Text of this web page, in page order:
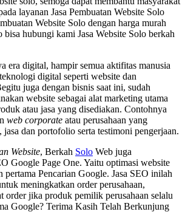
layanan Jasa Pembuatan Website Solo
Website Solo dengan harga murah
bisa hubungi kami Jasa Website Solo berkah
era digital, hampir semua aktifitas manusia
digital seperti website dan
juga dengan bisnis saat ini, sudah
website sebagai alat marketing utama
atau jasa yang disediakan. Contohnya
web corporate atau perusahaan yang
dan portofolio serta testimoni pengerjaan.
Website, Berkah Solo Web juga
Google Page One. Yaitu optimasi website
pertama Pencarian Google. Jasa SEO inilah
meningkatkan order perusahaan,
order jika produk pemilik perusahaan selalu
Google? Terima Kasih Telah Berkunjung